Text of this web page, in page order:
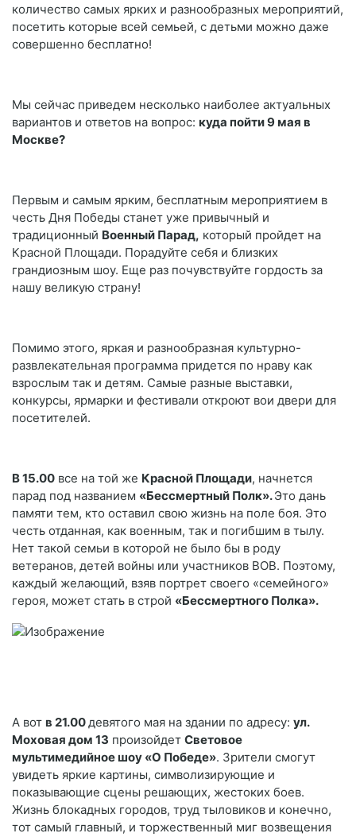
количество самых ярких и разнообразных мероприятий,
посетить которые всей семьей, с детьми можно даже
совершенно бесплатно!
Мы сейчас приведем несколько наиболее актуальных
вариантов и ответов на вопрос: куда пойти 9 мая в
Москве?
Первым и самым ярким, бесплатным мероприятием в
честь Дня Победы станет уже привычный и
традиционный Военный Парад, который пройдет на
Красной Площади. Порадуйте себя и близких
грандиозным шоу. Еще раз почувствуйте гордость за
нашу великую страну!
Помимо этого, яркая и разнообразная культурно-
развлекательная программа придется по нраву как
взрослым так и детям. Самые разные выставки,
конкурсы, ярмарки и фестивали откроют вои двери для
посетителей.
В 15.00 все на той же Красной Площади, начнется
парад под названием «Бессмертный Полк».Это дань
памяти тем, кто оставил свою жизнь на поле боя. Это
честь отданная, как военным, так и погибшим в тылу.
Нет такой семьи в которой не было бы в роду
ветеранов, детей войны или участников ВОВ. Поэтому,
каждый желающий, взяв портрет своего «семейного»
героя, может стать в строй «Бессмертного Полка».
А вот в 21.00девятого мая на здании по адресу: ул.
Моховая дом 13 произойдет Световое
мультимедийное шоу «О Победе». Зрители смогут
увидеть яркие картины, символизирующие и
показывающие сцены решающих, жестоких боев.
Жизнь блокадных городов, труд тыловиков и конечно,
тот самый главный, и торжественный миг возвещения